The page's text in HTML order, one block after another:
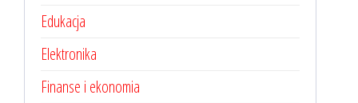
Edukacja
Elektronika
Finanse i ekonomia